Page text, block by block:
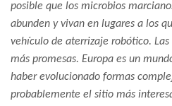
posible que los microbios
abunden y vivan en lugares a los
vehículo de aterrizaje robótico.
más promesas. Europa es un
haber evolucionado formas
probablemente el sitio más